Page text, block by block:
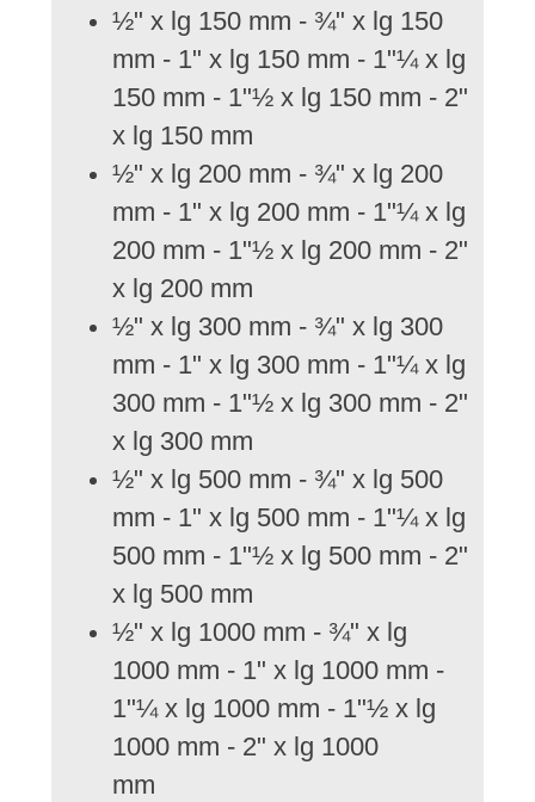
½" x lg 150 mm - ¾" x lg 150
mm - 1" x lg 150 mm - 1"¼ x lg
150 mm - 1"½ x lg 150 mm - 2"
x lg 150 mm
½" x lg 200 mm - ¾" x lg 200
mm - 1" x lg 200 mm - 1"¼ x lg
200 mm - 1"½ x lg 200 mm - 2"
x lg 200 mm
½" x lg 300 mm - ¾" x lg 300
mm - 1" x lg 300 mm - 1"¼ x lg
300 mm - 1"½ x lg 300 mm - 2"
x lg 300 mm
½" x lg 500 mm - ¾" x lg 500
mm - 1" x lg 500 mm - 1"¼ x lg
500 mm - 1"½ x lg 500 mm - 2"
x lg 500 mm
½" x lg 1000 mm - ¾" x lg
1000 mm - 1" x lg 1000 mm -
1"¼ x lg 1000 mm - 1"½ x lg
1000 mm - 2" x lg 1000
mm